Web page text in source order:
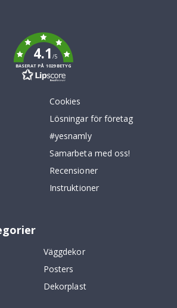
4.1/5
BASERAT PÅ 1029 BETYG
Cookies
Lösningar för företag
#yesnamly
Samarbeta med oss!
Recensioner
Instruktioner
Väggdekor
Posters
Dekorplast